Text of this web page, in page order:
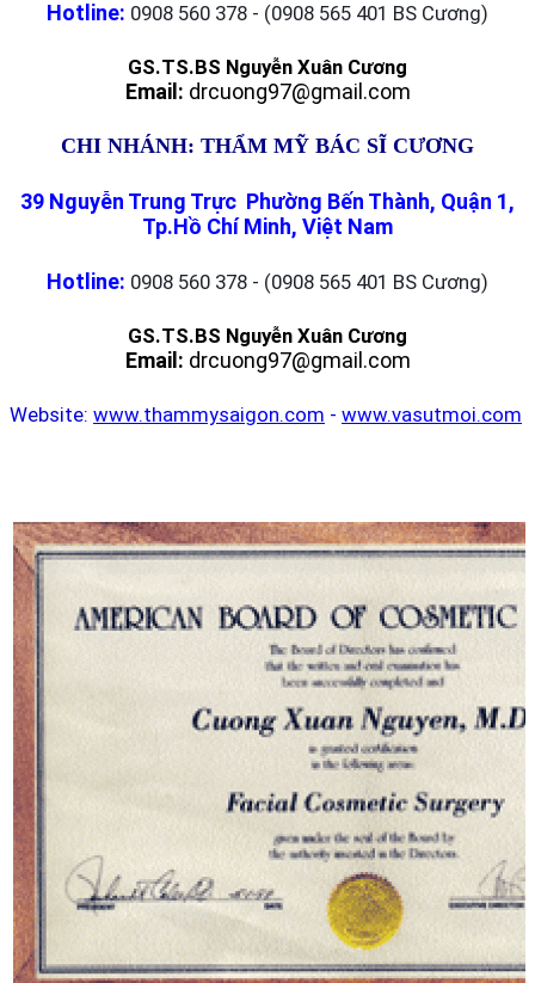
Hotline: 0908 560 378 - (0908 565 401 BS Cương)
GS.TS.BS Nguyễn Xuân Cương
Email: drcuong97@gmail.com
CHI NHÁNH: THẨM MỸ BÁC SĨ CƯƠNG
39 Nguyễn Trung Trực Phường Bến Thành, Quận 1,
Tp.Hồ Chí Minh, Việt Nam
Hotline: 0908 560 378 - (0908 565 401 BS Cương)
GS.TS.BS Nguyễn Xuân Cương
Email: drcuong97@gmail.com
Website: www.thammysaigon.com - www.vasutmoi.com